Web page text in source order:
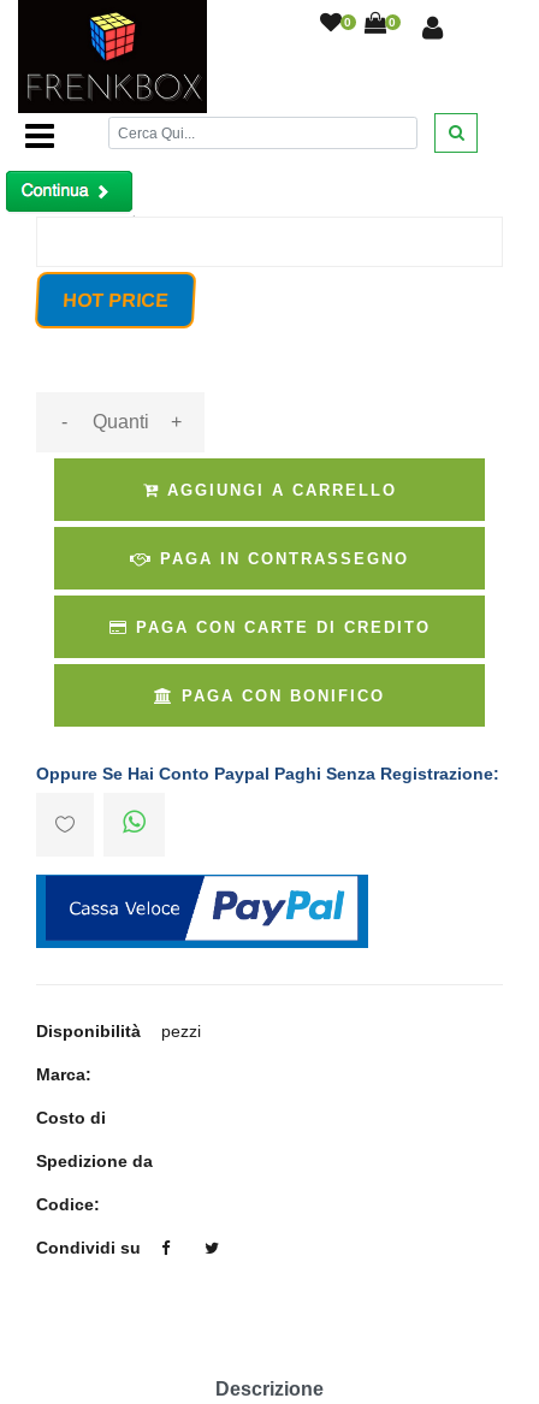
0 0
Home Page /Sensore magnetico 433 mhz LUNGA
DISTANZA 280 metri con batteria al Litio Mc-008
Prodotto non trovato!
HOT PRICE
- +
AGGIUNGI A CARRELLO
PAGA IN CONTRASSEGNO
PAGA CON CARTE DI CREDITO
PAGA CON BONIFICO
Oppure Se Hai Conto Paypal Paghi Senza Registrazione:
Disponibilità pezzi
Marca:
Costo di
Spedizione da
Codice:
Condividi su
Descrizione